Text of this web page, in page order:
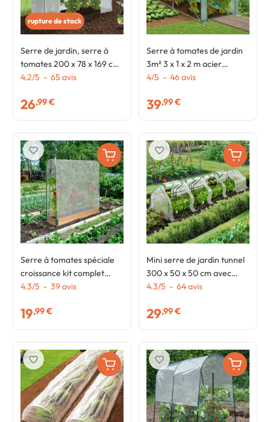
rupture de stock
Serre de jardin, serre à
tomates 200 x 78 x 169 cm
acier + bâche anti-UV avec
saisons blanche
4.2/5 - 65 avis
26,99 €
Serre à tomates de jardin
3m² 3 x 1 x 2 m acier
galvanisé + bâche anti-UV
fenêtres verte
4/5 - 46avis
39,99 €
Serre à tomates spéciale
croissance kit complet
bâche + support
4.3/5 - 39avis
19,99 €
favorite_border
Mini serre de jardin tunnel
300 x 50 x 50 cm avec
bâche anti-UV et 10
blanche
4.3/5 - 64avis
29,99 €
favorite_border
favorite_border favorite_border